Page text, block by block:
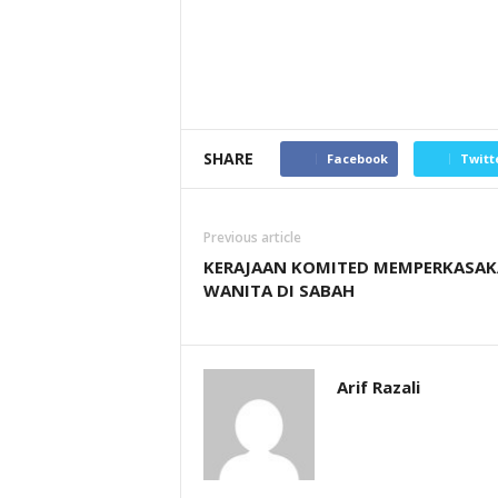
SHARE Facebook
Previous article
KERAJAAN KOMITED
WANITA DI SABAH
Arif Razali